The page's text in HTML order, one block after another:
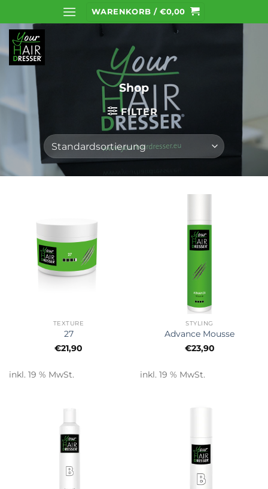
Inhalt
springen
WARENKORB / €0,00
Shop
FILTER
TEXTURE
27
€21,90
inkl. 19 % MwSt.
STYLING
Advance Mousse
€23,90
inkl. 19 % MwSt.